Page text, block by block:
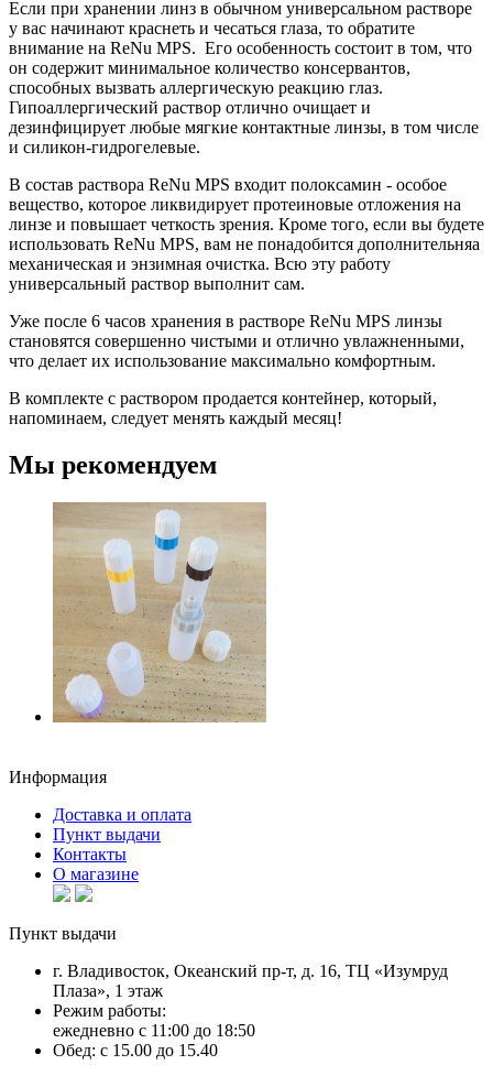
Если при хранении линз в обычном универсальном растворе
у вас начинают краснеть и чесаться глаза, то обратите
внимание на ReNu MPS. Его особенность состоит в том, что
он содержит минимальное количество консервантов,
способных вызвать аллергическую реакцию глаз.
Гипоаллергический раствор отлично очищает и
дезинфицирует любые мягкие контактные линзы, в том числе
и силикон-гидрогелевые.
В состав раствора ReNu MPS входит полоксамин - особое
вещество, которое ликвидирует протеиновые отложения на
линзе и повышает четкость зрения. Кроме того, если вы будете
использовать ReNu MPS, вам не понадобится дополнительняа
механическая и энзимная очистка. Всю эту работу
универсальный раствор выполнит сам.
Уже после 6 часов хранения в растворе ReNu MPS линзы
становятся совершенно чистыми и отлично увлажненными,
что делает их использование максимально комфортным.
В комплекте с раствором продается контейнер, который,
напоминаем, следует менять каждый месяц!
Мы рекомендуем
Информация
Доставка и оплата
Пункт выдачи
Контакты
О магазине
Пункт выдачи
г. Владивосток, Океанский пр-т, д. 16, ТЦ «Изумруд
Плаза», 1 этаж
Режим работы:
ежедневно с 11:00 до 18:50
Обед: с 15.00 до 15.40